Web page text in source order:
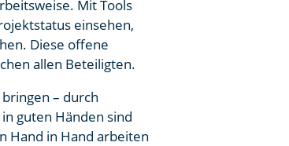
Mit Tools
einsehen,
Diese offene
allen Beteiligten.
– durch
guten Händen sind
Hand in Hand arbeiten